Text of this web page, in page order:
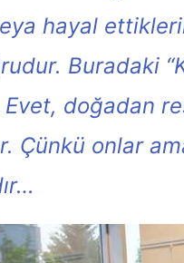
hayal
Buradaki
doğadan
Çünkü onlar